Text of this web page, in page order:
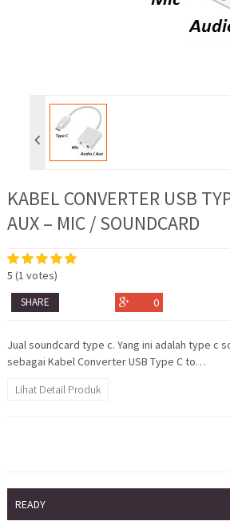
KABEL CONVERTER USB
AUX – MIC / SOUNDCARD
5 (1 votes)
SHARE 0
Jual soundcard type c. Yang ini adalah type c
sebagai Kabel Converter USB Type C to…
Lihat Detail Produk
READY